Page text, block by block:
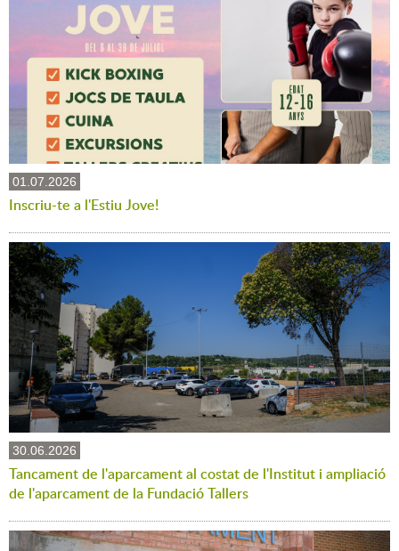
01.07.2026
Inscriu-te a l'Estiu Jove!
30.06.2026
Tancament de l'aparcament al costat de l'Institut i ampliació
de l'aparcament de la Fundació Tallers